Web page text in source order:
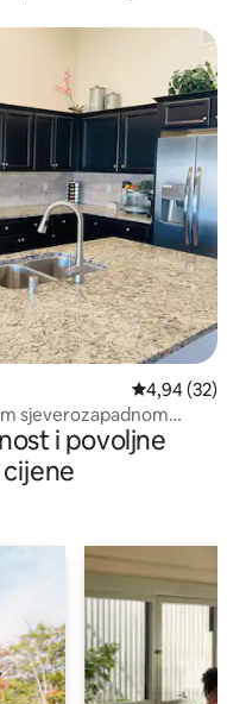
„Odabrali gosti”
Prosječna
4,94 (32)
sjeverozapadnom
i povoljne